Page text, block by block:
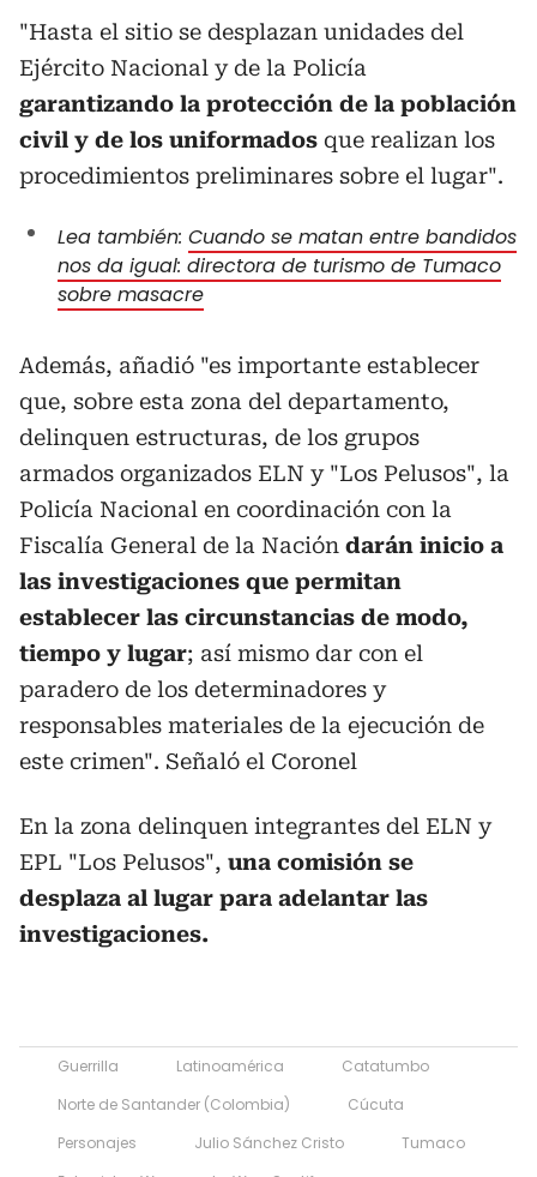
"Hasta el sitio se desplazan unidades del
Ejército Nacional y de la Policía
garantizando la protección de la población
civil y de los uniformados que realizan los
procedimientos preliminares sobre el lugar".
Lea también: Cuando se matan entre bandidos
nos da igual: directora de turismo de Tumaco
sobre masacre
Además, añadió "es importante establecer
que, sobre esta zona del departamento,
delinquen estructuras, de los grupos
armados organizados ELN y "Los Pelusos", la
Policía Nacional en coordinación con la
Fiscalía General de la Nación darán inicio a
las investigaciones que permitan
establecer las circunstancias de modo,
tiempo y lugar; así mismo dar con el
paradero de los determinadores y
responsables materiales de la ejecución de
este crimen". Señaló el Coronel
En la zona delinquen integrantes del ELN y
EPL "Los Pelusos", una comisión se
desplaza al lugar para adelantar las
investigaciones.
Guerrilla Latinoamérica
Catatumbo
Norte de Santander (Colombia)
Cúcuta
Personajes
Julio Sánchez Cristo
Tumaco